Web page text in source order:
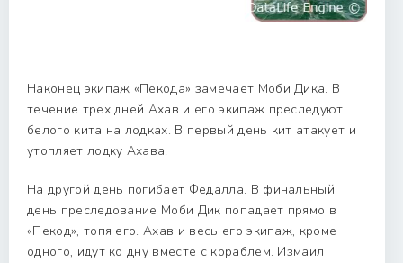
Наконец экипаж «Пекода» замечает Моби Дика. В
течение трех дней Ахав и его экипаж преследуют
белого кита на лодках. В первый день кит атакует и
утопляет лодку Ахава.
На другой день погибает Федалла. В финальный
день преследование Моби Дик попадает прямо в
«Пекод», топя его. Ахав и весь его экипаж, кроме
одного, идут ко дну вместе с кораблем. Измаил